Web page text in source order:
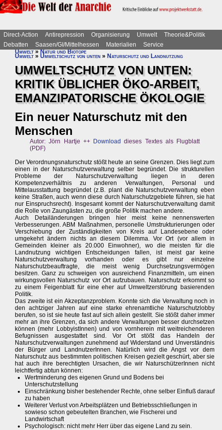
Direct-Action Antirepression Organisierung Umwelt
Theorie&Politik
Debatten
Saasen/GI/Mittelhessen Materialien
Service
Umwelt»Natur und Biotope
Umwelt » Umweltschutz von unten » Naturschutz und Landnutzung
UMWELTSCHUTZ VON UNTEN:
KRITIK ÜBLICHER ÖKO-ARBEIT,
EMANZIPATORISCHE ÖKOLOGIE
Ein neuer Naturschutz mit den
Menschen
Autor: Jörn Hartje ++ Download dieses Textes als Flugblatt
(PDF)
Der Verordnungsnaturschutz stößt heute an seine Grenzen. Dies liegt zum
einen in der Naturschutzverwaltung selber begründet. Die strukturellen
Probleme der Naturschutzverwaltung liegen in deren
Kompetenzverhältnis zu anderen Verwaltungen, Personal und
Mittelausstattung begründet (z.B. plant die Naturschutzverwaltung eben
keine Straßen, auch wenn diese durch Naturschutzgebiete führen, sie hat
nur Einspruchsrecht). Insgesamt kommt der Naturschutzverwaltung damit
die Rolle von Zaungästen zu, die große Politik machen andere.
Auch Detailänderungen bringen hier meist keine nennenswerten
Verbesserungen. ABM Maßnahmen, personelle Umstrukturierungen oder
Verschiebung der Zuständigkeiten von Kreis auf Landesebene oder
umgekehrt ändern nichts an diesem Dilemma. Vor Ort (vor allem in
Gemeinden kleiner als 20.000 Einwohner), wo die meisten für die
Landnutzung wichtigen Entscheidungen fallen, ist meist gar keine
Naturschutzverwaltung vorhanden oder es gibt nur einzelne
Naturschutzbeauftragte, die meist wenig Durchsetzungsvermögen
besitzen. Ganz zu schweigen von ausreichend Finanzmitteln, um einen
wirkungsvollen Naturschutz vor Ort aufzubauen. Naturschutz erkommt so
zu einem Feigenblatt für eine eher auf Umweltzerstörung basierenden
Politik.
Das zweite ist ein Akzeptanzproblem. Konnte sich die Verwaltung noch in
den achtziger Jahren auf eine starke ehrenamtliche Naturschutzlobby
berufen, so ist sie heute fast auf sich allein gestellt. Sie stößt daher immer
mehr an ihre Grenzen, da sich andere Verwaltungen besser durchsetzen
können (mehr LobbyistInnen) und von vornherein mit weitreichenderen
Befugnissen ausgestattet sind. Vor Ort stößt das Handeln der
Naturschutzverwaltungen zunehmend auf Widerstand und Unverständnis
der Bürger und LandnutzerInnen. Natürlich wird die Angst vor dem
Naturschutz aus bestimmten politischen Kreisen gezielt geschürt, aber sie
hat auch ihre berechtigten Ursachen, die wir NaturschützerInnen nicht
leichtfertig abtun können:
Wertminderung des eigenen Grund und Bodens bei
Unterschutzstellung
Einschränkung bisher bestehender Rechte, ohne selber Einfluß darauf
zu haben
Weiterer Verlust von Arbeitsplätzen und Betriebsschließungen in
sowieso schon gebeutelten Branchen, wie Fischerei und
Landwirtschaft
Psychologisch: nicht mehr Herr über das eigene Land zu sein.